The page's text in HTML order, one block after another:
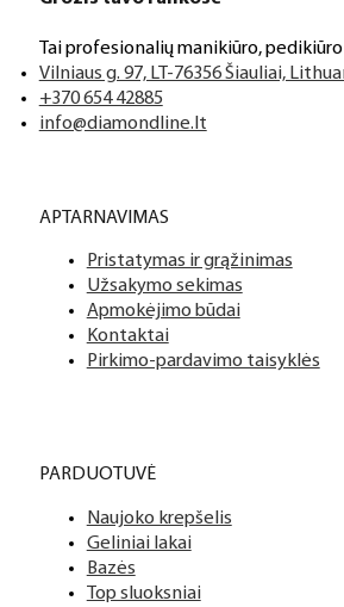
Tai profesionalių manikiūro,
Vilniaus g. 97, LT-76356 Šiauliai,
+370 654 42885
info@diamondline.lt
APTARNAVIMAS
Pristatymas ir grąžinimas
Užsakymo sekimas
Apmokėjimo būdai
Kontaktai
Pirkimo-pardavimo taisyklės
PARDUOTUVĖ
Naujoko krepšelis
Geliniai lakai
Bazės
Top sluoksniai